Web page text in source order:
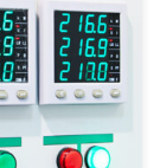
1 rok po